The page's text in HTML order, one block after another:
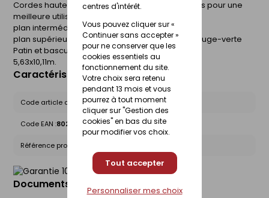
centres d'intérêt.
Vous pouvez cliquer sur «
Continuer sans accepter »
pour ne conserver que les
cookies essentiels au
fonctionnement du site.
Votre choix sera retenu
pendant 13 mois et vous
pourrez à tout moment
cliquer sur "Gestion des
cookies" en bas du site
pour modifier vos choix.
Tout accepter
Personnaliser mes choix
Cordes haute résistance, de couleurs différentes pour une
meilleure utilisation:
plan intermédiaire couleur de la corde noire
plan supérieure couleur de la corde blanche-rouge-verte
Patin et basculeur interchangeables
5,63x10,11m.
Caractéristiques du produit
Code article chez le fournisseur :R56-2S
Code EAN :8028406111948
Référence produit nationale Gedimat :
Documents liés